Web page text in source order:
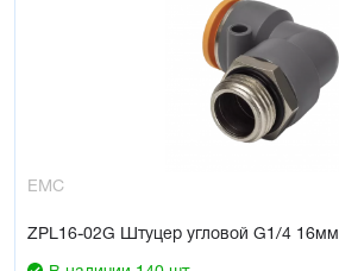
EMC
ZPL16-02G Штуцер угловой G1/4 16мм